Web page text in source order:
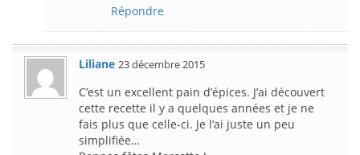
Répondre
Liliane 23 décembre 2015
C’est un excellent pain d’épices. J’ai découvert
cette recette il y a quelques années et je ne
fais plus que celle-ci. Je l’ai juste un peu
simplifiée…